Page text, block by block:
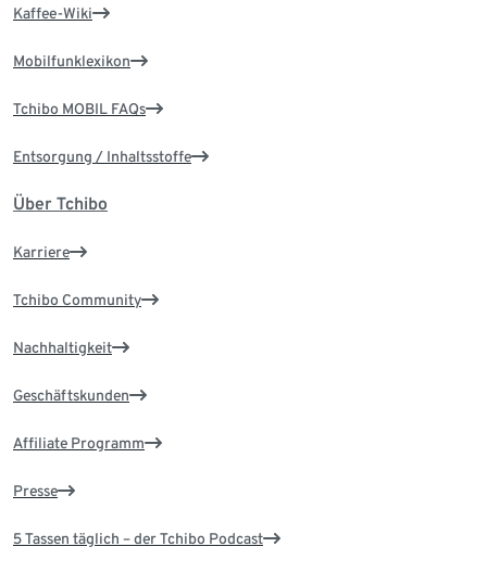
Kaffee-Wiki
Mobilfunklexikon
Tchibo MOBIL FAQs
Entsorgung / Inhaltsstoffe
Über Tchibo
Karriere
Tchibo Community
Nachhaltigkeit
Geschäftskunden
Affiliate Programm
Presse
5 Tassen täglich – der Tchibo Podcast